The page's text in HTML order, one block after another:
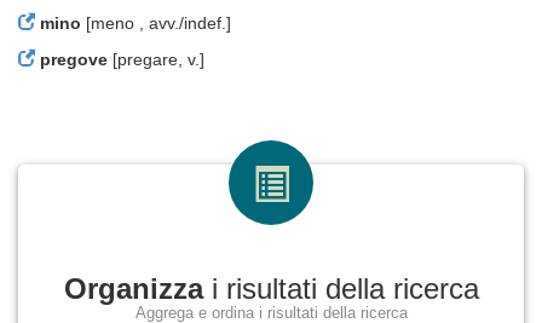
mino [meno , avv./indef.]
pregove [pregare, v.]
Organizzai risultati della ricerca
Aggrega e ordina i risultati della ricerca